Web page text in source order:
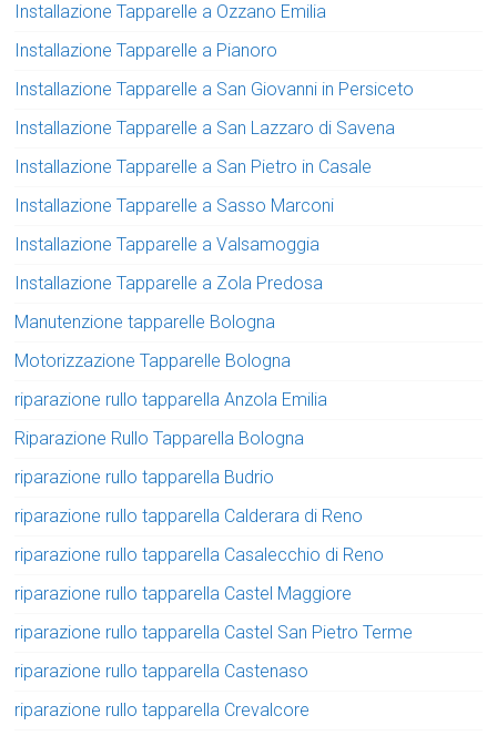
Installazione Tapparelle a Ozzano Emilia
Installazione Tapparelle a Pianoro
Installazione Tapparelle a San Giovanni in Persiceto
Installazione Tapparelle a San Lazzaro di Savena
Installazione Tapparelle a San Pietro in Casale
Installazione Tapparelle a Sasso Marconi
Installazione Tapparelle a Valsamoggia
Installazione Tapparelle a Zola Predosa
Manutenzione tapparelle Bologna
Motorizzazione Tapparelle Bologna
riparazione rullo tapparella Anzola Emilia
Riparazione Rullo Tapparella Bologna
riparazione rullo tapparella Budrio
riparazione rullo tapparella Calderara di Reno
riparazione rullo tapparella Casalecchio di Reno
riparazione rullo tapparella Castel Maggiore
riparazione rullo tapparella Castel San Pietro Terme
riparazione rullo tapparella Castenaso
riparazione rullo tapparella Crevalcore